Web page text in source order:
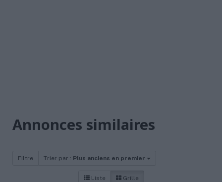
Annonces similaires
Filtre Trier par : Plus anciens en premier
Liste Grille